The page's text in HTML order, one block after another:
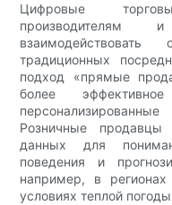
Цифровые
производителям
традиционных
подход «прямые
более
Розничные продавцы
данных для
поведения и
например, в
условиях теплой